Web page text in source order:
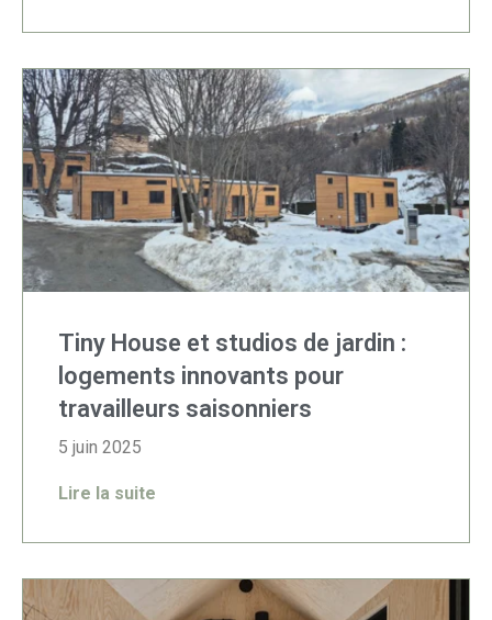
Tiny House et studios de jardin :
logements innovants pour
travailleurs saisonniers
5 juin 2025
Lire la suite